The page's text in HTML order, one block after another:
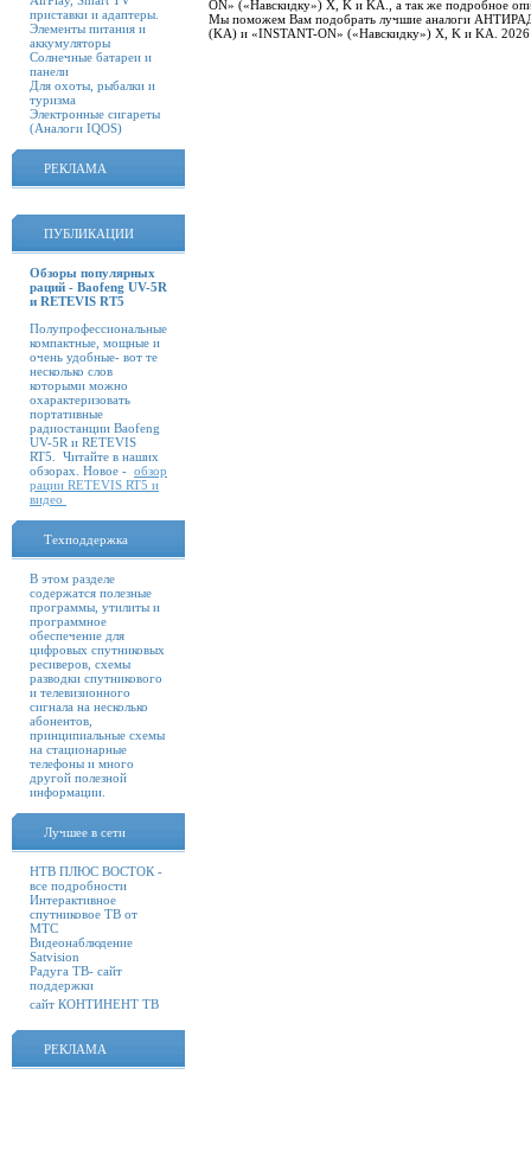
приставки и адаптеры.
Элементы питания и
аккумуляторы
Солнечные батареи и
панели
Для охоты, рыбалки и
туризма
Электронные сигареты
(Аналоги IQOS)
РЕКЛАМА
ПУБЛИКАЦИИ
Обзоры популярных
раций - Baofeng UV-5R
и RETEVIS RT5
Полупрофессиональные
компактные, мощные и
очень удобные- вот те
несколько слов
которыми можно
охарактеризовать
портативные
радиостанции Baofeng
UV-5R и RETEVIS
RT5. Читайте в наших
обзорах. Новое - обзор
рации RETEVIS RT5 и
видео
Техподдержка
В этом разделе
содержатся полезные
программы, утилиты и
программное
обеспечение для
цифровых спутниковых
ресиверов, схемы
разводки спутникового
и телевизионного
сигнала на несколько
абонентов,
принципиальные схемы
на стационарные
телефоны и много
другой полезной
информации.
Лучшее в сети
НТВ ПЛЮС ВОСТОК -
все подробности
Интерактивное
спутниковое ТВ от
МТС
Видеонаблюдение
Satvision
Радуга ТВ- сайт
поддержки
сайт КОНТИНЕНТ ТВ
РЕКЛАМА
ON» («Навскидку») X, K и KA., а так же подробное
Мы поможем Вам подобрать лучшие аналоги
(KA) и «INSTANT-ON» («Навскидку») X, K и KA. 2026